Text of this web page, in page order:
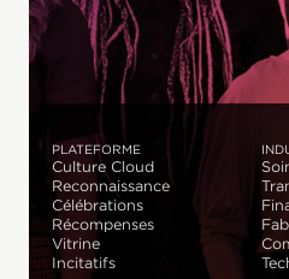
PLATEFORME
Culture Cloud
Reconnaissance
Célébrations
Récompenses
Vitrine
Incitatifs